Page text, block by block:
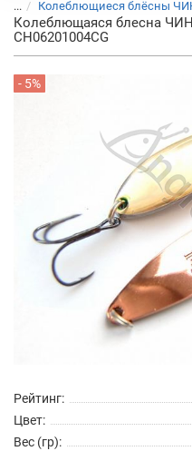
... Колеблющиеся блёсны
Колеблющаяся блесна
CH06201004CG
- 5%
Рейтинг:
Цвет:
Вес (гр):